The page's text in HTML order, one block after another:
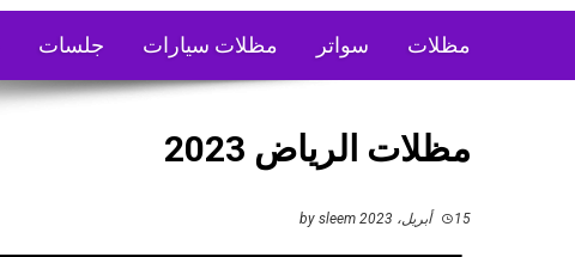
مظلات سواتر مظلات سيارات جلسات
مظلات الرياض 2023
15 أبريل، 2023 sleem